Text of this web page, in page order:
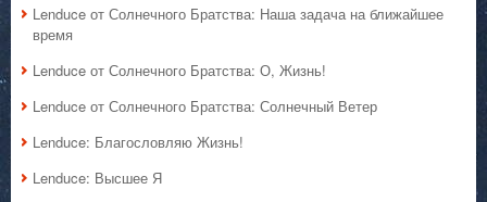
Lenduce от Солнечного Братства: Наша задача на ближайшее
время
Lenduce от Солнечного Братства: О, Жизнь!
Lenduce от Солнечного Братства: Солнечный Ветер
Lenduce: Благословляю Жизнь!
Lenduce: Высшее Я